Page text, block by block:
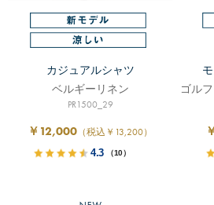
カジュアルシャツ
ベルギーリネン
PR1500_29
￥12,000 （税込￥13,200）
4.3 （10）